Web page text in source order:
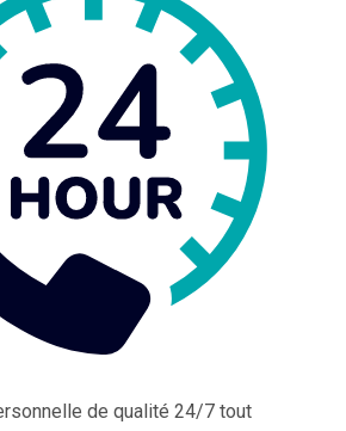
de qualité 24/7 tout